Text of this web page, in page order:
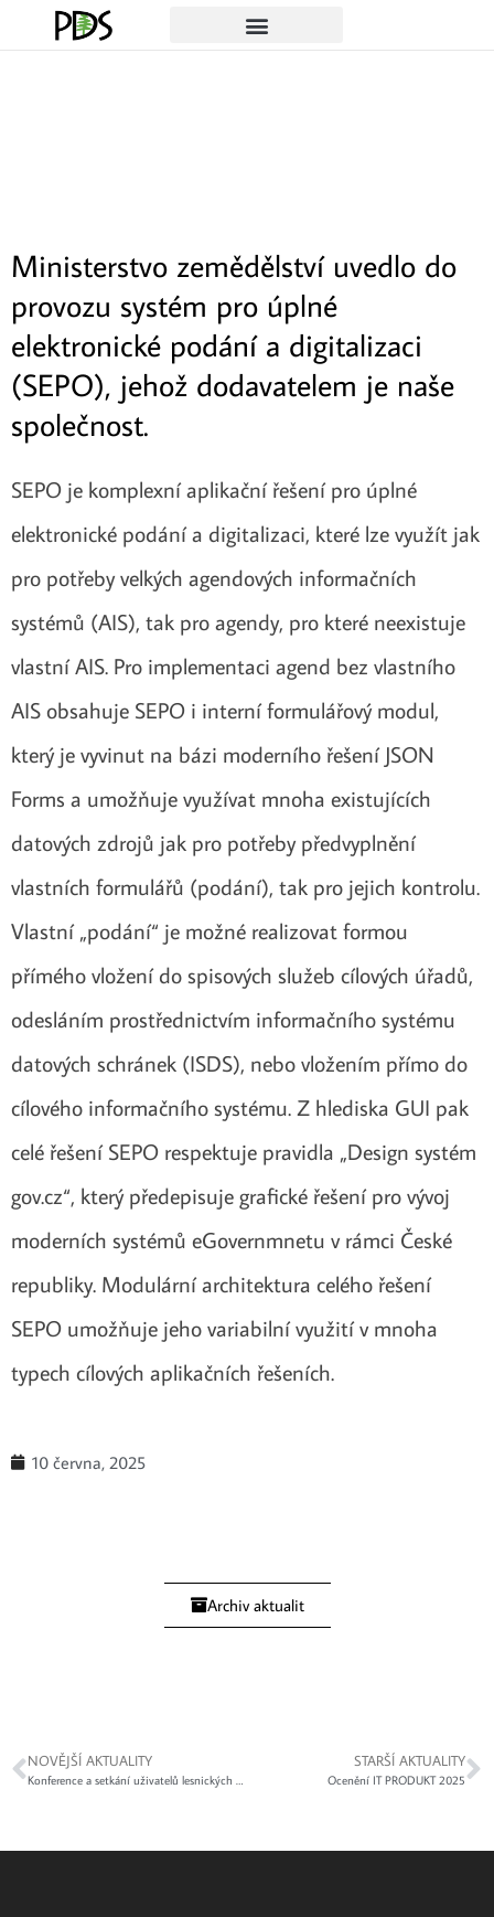
Ministerstvo zemědělství uvedlo do
provozu systém pro úplné
elektronické podání a digitalizaci
(SEPO), jehož dodavatelem je naše
společnost.
SEPO je komplexní aplikační řešení pro úplné
elektronické podání a digitalizaci, které lze využít jak
pro potřeby velkých agendových informačních
systémů (AIS), tak pro agendy, pro které neexistuje
vlastní AIS. Pro implementaci agend bez vlastního
AIS obsahuje SEPO i interní formulářový modul,
který je vyvinut na bázi moderního řešení JSON
Forms a umožňuje využívat mnoha existujících
datových zdrojů jak pro potřeby předvyplnění
vlastních formulářů (podání), tak pro jejich kontrolu.
Vlastní „podání“ je možné realizovat formou
přímého vložení do spisových služeb cílových úřadů,
odesláním prostřednictvím informačního systému
datových schránek (ISDS), nebo vložením přímo do
cílového informačního systému. Z hlediska GUI pak
celé řešení SEPO respektuje pravidla „Design systém
gov.cz“, který předepisuje grafické řešení pro vývoj
moderních systémů eGovernmnetu v rámci České
republiky. Modulární architektura celého řešení
SEPO umožňuje jeho variabilní využití v mnoha
typech cílových aplikačních řešeních.
10 června, 2025
Archiv aktualit
NOVĚJŠÍ AKTUALITY
Konference a setkání uživatelů lesnických systémů
STARŠÍ AKTUALITY
Ocenění IT PRODUKT 2025